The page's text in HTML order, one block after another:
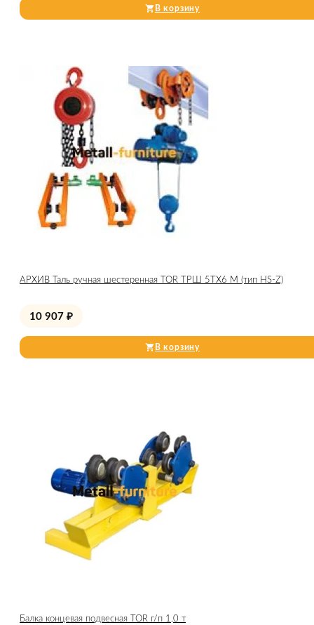
В корзину
АРХИВ Таль ручная шестеренная TOR ТРШ 5ТХ6 М (тип HS-Z)
10 907 ₽
В корзину
Балка концевая подвесная TOR г/п 1,0 т